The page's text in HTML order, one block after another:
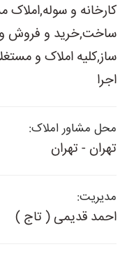
کارخانه و
ساخت,خرید و فروش
ساز,کلیه املاک و
اجرا
محل مشاور املاک:
تهران - تهران
مدیریت:
احمد قدیمی ( تاج )